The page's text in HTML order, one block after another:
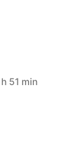
51 min